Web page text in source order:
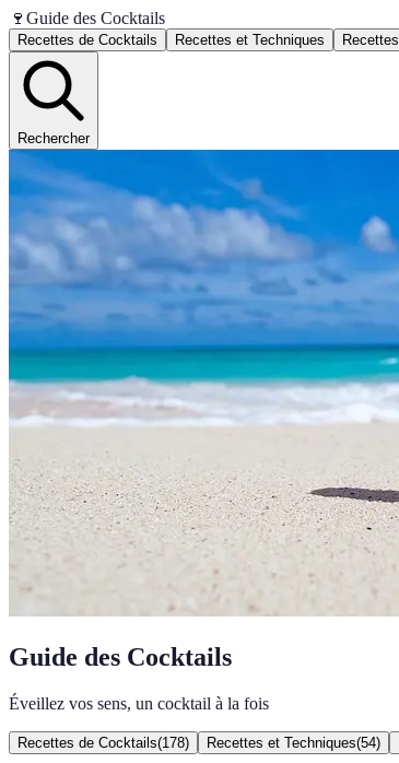
🍷 Guide des Cocktails
Recettes de Cocktails Recettes et Techniques Recettes
Rechercher
Guide des Cocktails
Éveillez vos sens, un cocktail à la fois
Recettes de Cocktails(178) Recettes et Techniques(54)